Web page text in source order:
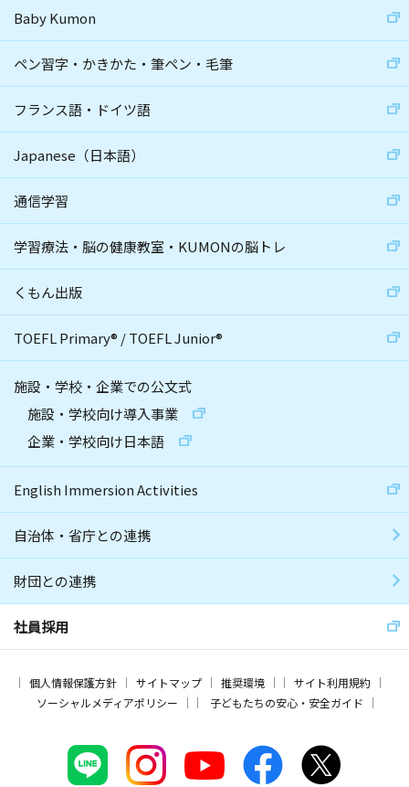
Baby Kumon
ペン習字・かきかた・筆ペン・毛筆
フランス語・ドイツ語
Japanese（日本語）
通信学習
学習療法・脳の健康教室・KUMONの脳トレ
くもん出版
TOEFL Primary® /TOEFL Junior®
施設・学校・企業での公文式
施設・学校向け導入事業
企業・学校向け日本語
English Immersion Activities
自治体・省庁との連携
財団との連携
社員採用
個人情報保護方針 サイトマップ 推奨環境
サイト利用規約
ソーシャルメディアポリシー
子どもたちの安心・安全ガイド